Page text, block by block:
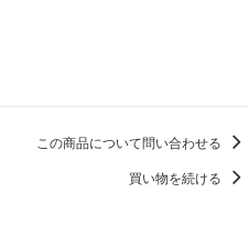
この商品について問い合わせる
買い物を続ける